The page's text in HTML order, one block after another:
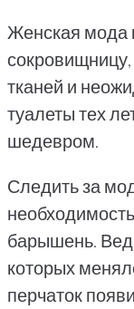
Женская мода
тканей и
туалеты тех
шедевром.
Следить за
барышень.
которых
перчаток